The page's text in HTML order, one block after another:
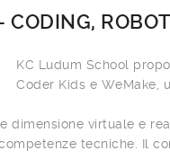
CODING,
KC Ludum School
Coder Kids e WeMake,
dimensione virtuale e
tecniche. Il